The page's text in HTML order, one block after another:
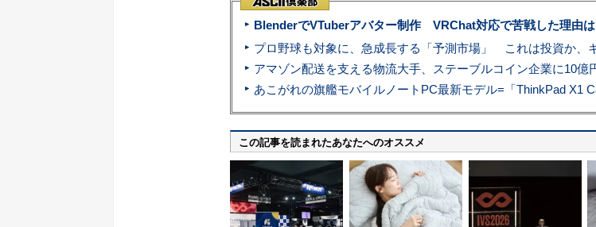
BlenderでVTuberアバター制作 VRChat対応で苦戦した理由
この記事を読まれたあなたへのオススメ